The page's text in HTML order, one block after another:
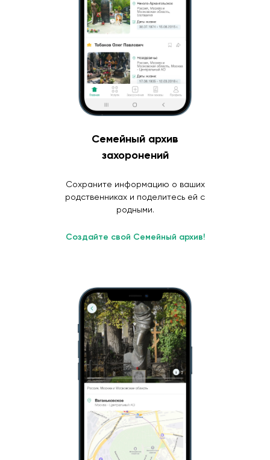
Семейный архив
захоронений
Сохраните информацию о ваших
родственниках и поделитесь ей с
родными.
Создайте свой Семейный архив!